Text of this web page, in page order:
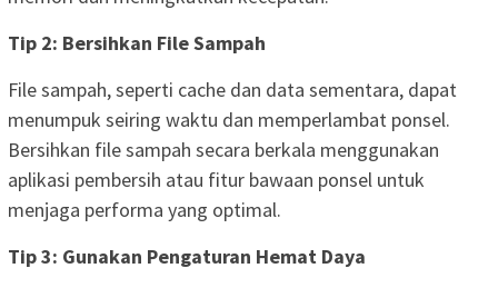
Tip 2: Bersihkan File Sampah
File sampah, seperti cache dan data sementara, dapat
menumpuk seiring waktu dan memperlambat ponsel.
Bersihkan file sampah secara berkala menggunakan
aplikasi pembersih atau fitur bawaan ponsel untuk
menjaga performa yang optimal.
Tip 3: Gunakan Pengaturan Hemat Daya